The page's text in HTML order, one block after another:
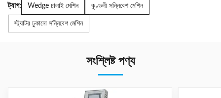
ট্যাগ: Wedge ঢালাই মেশিন কুণ্ডলী সন্নিবেশ মেশিন
স্ট্যাটর ঢুকানো সন্নিবেশ মেশিন
সংশ্লিষ্ট পণ্য